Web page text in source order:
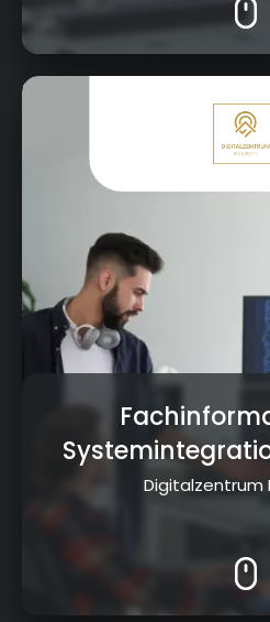
Kressenstein 26, 95326
Digitalzentrum